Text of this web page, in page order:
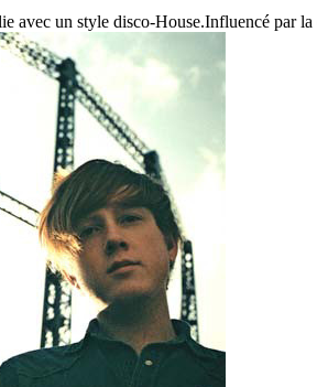
un style disco-House.Influencé par